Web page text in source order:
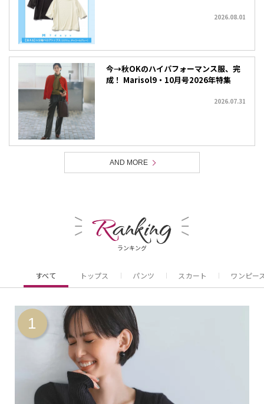
2026.08.01
今→秋OKのハイパフォーマンス服、完
成！ Marisol9・10月号2026年特集
2026.07.31
AND MORE
Ranking
ランキング
すべて トップス パンツ スカート ワンピー